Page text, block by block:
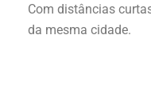
Com distâncias
da mesma cidade.